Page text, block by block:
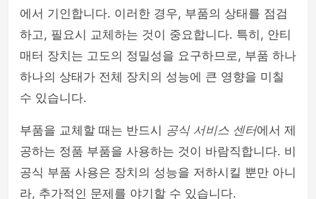
에서 기인합니다. 이러한 경우, 부품의 상태를 점검
하고, 필요시 교체하는 것이 중요합니다. 특히, 안티
매터 장치는 고도의 정밀성을 요구하므로, 부품 하나
하나의 상태가 전체 장치의 성능에 큰 영향을 미칠
수 있습니다.
부품을 교체할 때는 반드시 공식 서비스 센터에서 제
공하는 정품 부품을 사용하는 것이 바람직합니다. 비
공식 부품 사용은 장치의 성능을 저하시킬 뿐만 아니
라, 추가적인 문제를 야기할 수 있습니다.